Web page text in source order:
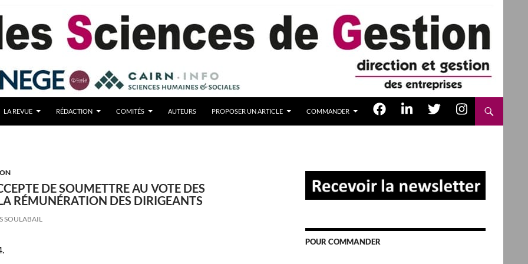
LA REVUE RÉDACTION COMITÉS AUTEURS PROPOSER UN ARTICLE COMMANDER
DE SOUMETTRE AU VOTE DES
RÉMUNÉRATION DES DIRIGEANTS
SOULABAIL
POUR COMMANDER